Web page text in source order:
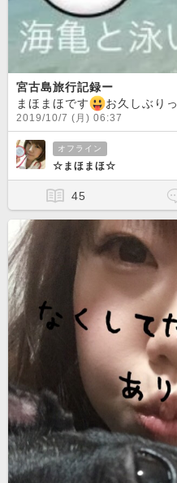
宮古島旅行記録ー
まほまほです
お久しぶりっ
2019/10/7 (月) 06:37
オフライン
☆まほまほ☆
45